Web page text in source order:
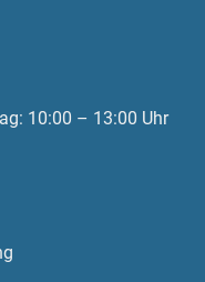
10:00 – 13:00 Uhr